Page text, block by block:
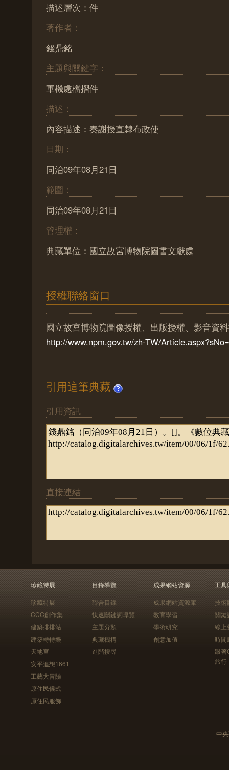
描述層次：件
著作者：
錢鼎銘
主題與關鍵字：
軍機處檔摺件
描述：
內容描述：奏謝授直隸布政使
日期：
同治09年08月21日
範圍：
同治09年08月21日
管理權：
典藏單位：國立故宮博物院圖書文獻處
授權聯絡窗口
國立故宮博物院圖像授權、出版授權、影音資
http://www.npm.gov.tw/zh-TW/
引用這筆典藏
引用資訊
直接連結
珍藏特展
珍藏特展
CCC創作集
建築排排站
建築轉轉樂
天地宮
安平追想1661
工藝大冒險
原住民儀式
原住民服飾
目錄導覽
聯合目錄
快速關鍵詞導覽
主題分類
典藏機構
進階搜尋
成果網站資源
成果網站資源庫
教育學習
學術研究
創意加值
工具
技術
關鍵
線上
時間
跟
旅行
中